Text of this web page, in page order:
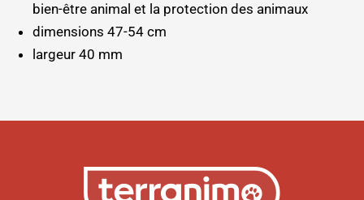
bien-être animal et la protection des animaux
dimensions 47-54 cm
largeur 40 mm